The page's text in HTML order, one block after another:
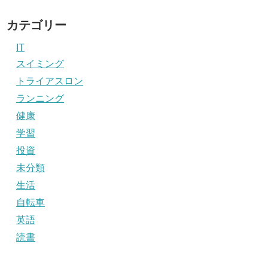
カテゴリー
IT
スイミング
トライアスロン
ランニング
健康
学習
投資
未分類
生活
自転車
英語
読書